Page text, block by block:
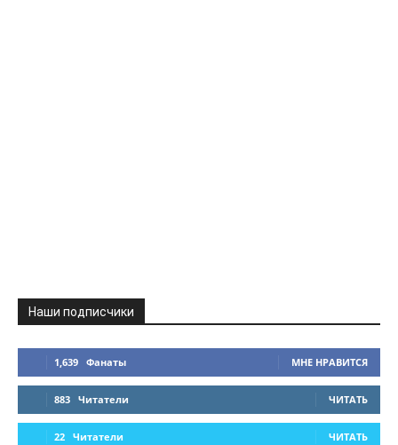
Наши подписчики
1,639 Фанаты МНЕ НРАВИТСЯ
883 Читатели ЧИТАТЬ
22 Читатели ЧИТАТЬ